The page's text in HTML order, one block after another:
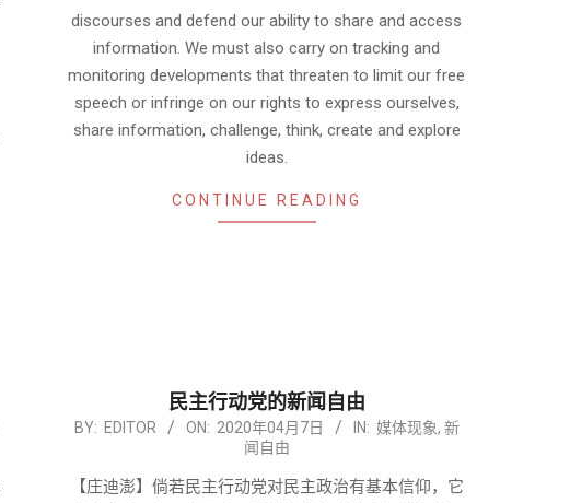
discourses and defend our ability to share and access
information. We must also carry on tracking and
monitoring developments that threaten to limit our free
speech or infringe on our rights to express ourselves,
share information, challenge, think, create and explore
ideas.
CONTINUE READING
民主行动党的新闻自由
2020-
07
BY: EDITOR ON: 2020年04月7日 IN: 媒体现象, 新
闻自由
【庄迪澎】倘若民主行动党对民主政治有基本信仰，它